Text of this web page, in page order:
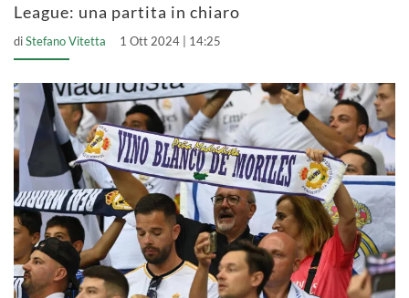
League: una partita in chiaro
diStefano Vitetta 1 Ott 2024 | 14:25